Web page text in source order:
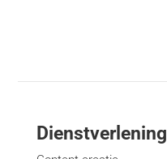
Dienstverlening